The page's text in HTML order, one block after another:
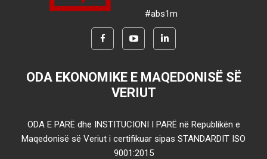
#abs1m
ODA EKONOMIKE E MAQEDONISË SË
VERIUT
ODA E PARË dhe INSTITUCIONI I PARË në Republikën e
Maqedonisë së Veriut i certifikuar sipas STANDARDIT ISO
9001:2015